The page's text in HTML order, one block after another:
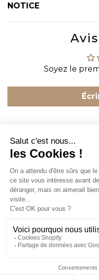
NOTICE
Soyez le
CONTACT
INFORMATION
EN SAVOIR PLUS
RECEVEZ LES
Tous les droits sont